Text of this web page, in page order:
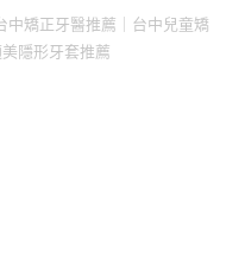
中矯正牙醫推薦｜台中兒童矯
隱形牙套推薦